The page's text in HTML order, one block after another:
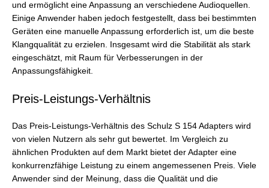
und ermöglicht eine Anpassung an verschiedene Audioquellen.
Einige Anwender haben jedoch festgestellt, dass bei bestimmten
Geräten eine manuelle Anpassung erforderlich ist, um die beste
Klangqualität zu erzielen. Insgesamt wird die Stabilität als stark
eingeschätzt, mit Raum für Verbesserungen in der
Anpassungsfähigkeit.
Preis-Leistungs-Verhältnis
Das Preis-Leistungs-Verhältnis des Schulz S 154 Adapters wird
von vielen Nutzern als sehr gut bewertet. Im Vergleich zu
ähnlichen Produkten auf dem Markt bietet der Adapter eine
konkurrenzfähige Leistung zu einem angemessenen Preis. Viele
Anwender sind der Meinung, dass die Qualität und die